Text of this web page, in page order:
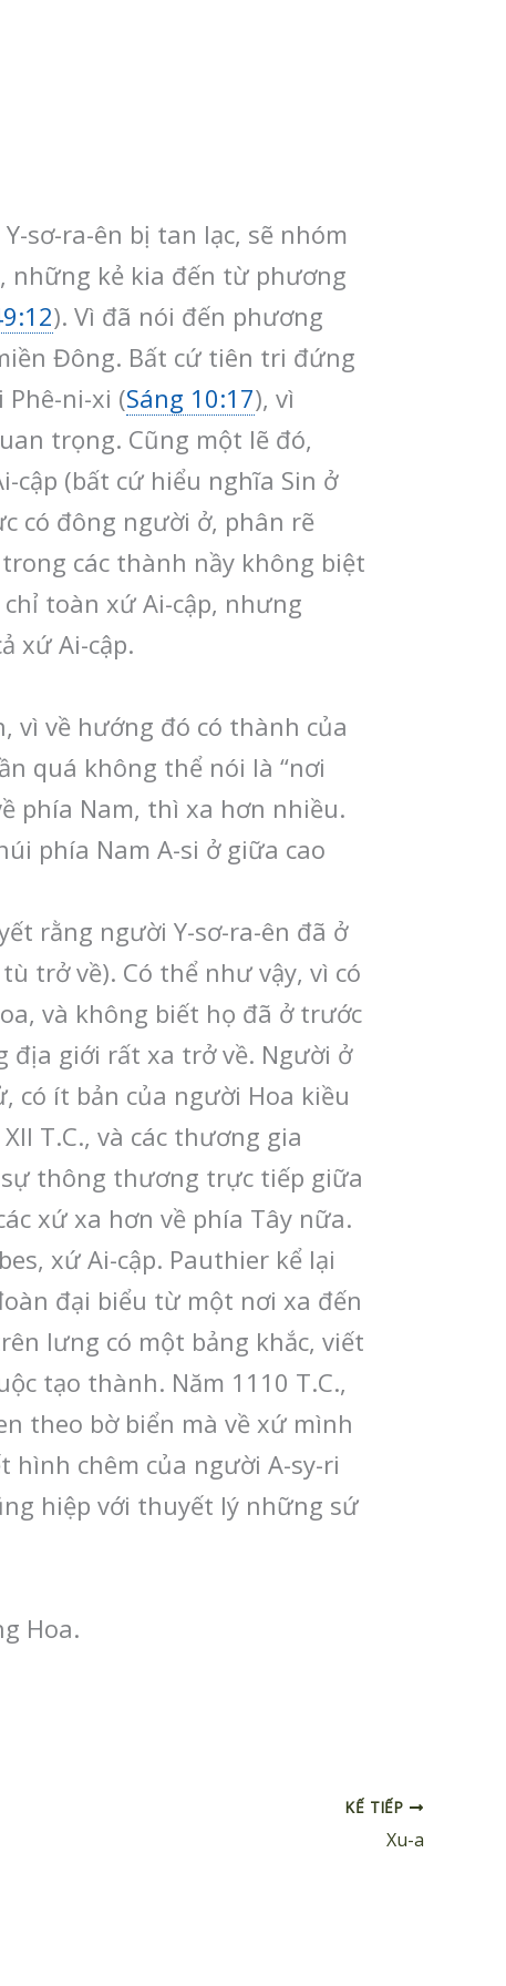
sơ-ra-ên bị tan lạc, sẽ nhóm
những kẻ kia đến từ phương
). Vì đã nói đến phương
Đông. Bất cứ tiên tri đứng
ni-xi (Sáng 10:17), vì
trọng. Cũng một lẽ đó,
cập (bất cứ hiểu nghĩa Sin ở
có đông người ở, phân rẽ
các thành nầy không biệt
toàn xứ Ai-cập, nhưng
xứ Ai-cập.
vì về hướng đó có thành của
quá không thể nói là “nơi
phía Nam, thì xa hơn nhiều.
phía Nam A-si ở giữa cao
rằng người Y-sơ-ra-ên đã ở
trở về). Có thể như vậy, vì có
và không biết họ đã ở trước
địa giới rất xa trở về. Người ở
có ít bản của người Hoa kiều
T.C., và các thương gia
sự thông thương trực tiếp giữa
xứ xa hơn về phía Tây nữa.
xứ Ai-cập. Pauthier kể lại
đại biểu từ một nơi xa đến
lưng có một bảng khắc, viết
tạo thành. Năm 1110 T.C.,
theo bờ biển mà về xứ mình
chêm của người A-sy-ri
hiệp với thuyết lý những sứ
Hoa.
KẾ TIẾP
Xu-a